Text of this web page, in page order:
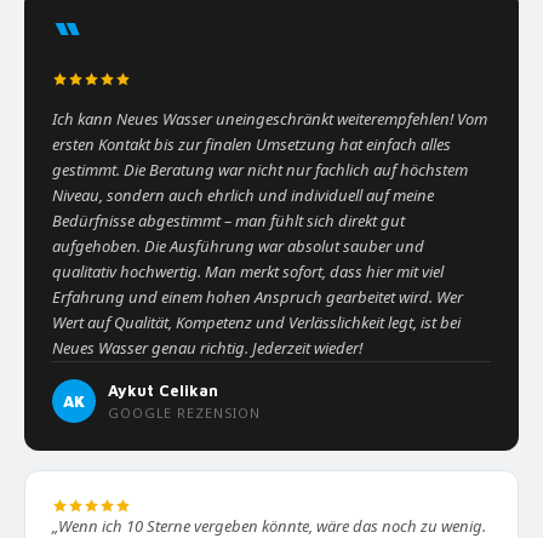
“
Ich kann Neues Wasser uneingeschränkt weiterempfehlen! Vom
ersten Kontakt bis zur finalen Umsetzung hat einfach alles
gestimmt. Die Beratung war nicht nur fachlich auf höchstem
Niveau, sondern auch ehrlich und individuell auf meine
Bedürfnisse abgestimmt – man fühlt sich direkt gut
aufgehoben. Die Ausführung war absolut sauber und
qualitativ hochwertig. Man merkt sofort, dass hier mit viel
Erfahrung und einem hohen Anspruch gearbeitet wird. Wer
Wert auf Qualität, Kompetenz und Verlässlichkeit legt, ist bei
Neues Wasser genau richtig. Jederzeit wieder!
AK
Aykut Celikan
GOOGLE REZENSION
„Wenn ich 10 Sterne vergeben könnte, wäre das noch zu wenig.